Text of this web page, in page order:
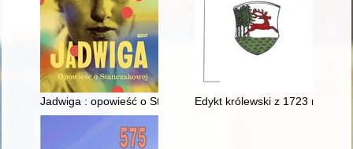
Jadwiga : opowieść o StańczakowejEdykt królewski z 1723 roku o